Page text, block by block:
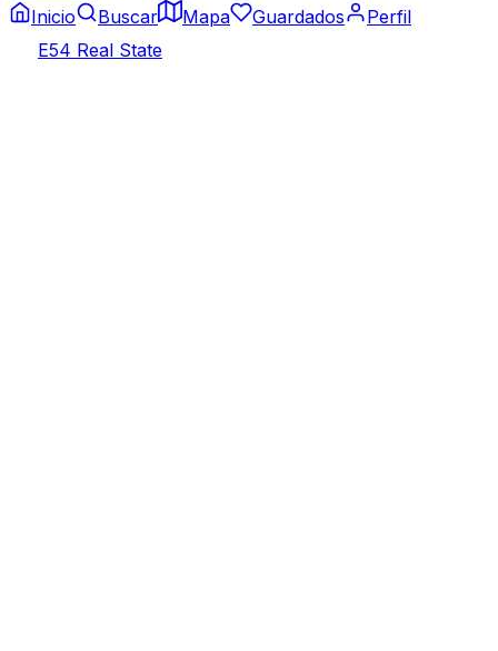
Inicio
Buscar Mapa Guardados
Perfil
E54 Real State